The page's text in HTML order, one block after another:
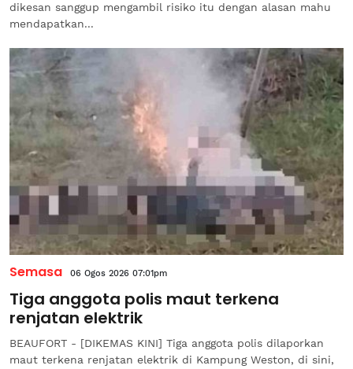
dikesan sanggup mengambil risiko itu dengan alasan mahu
mendapatkan...
Semasa 06 Ogos 2026 07:01pm
Tiga anggota polis maut terkena
renjatan elektrik
BEAUFORT - [DIKEMAS KINI] Tiga anggota polis dilaporkan
maut terkena renjatan elektrik di Kampung Weston, di sini,